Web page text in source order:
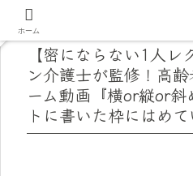
【密にならない1人レ
ン介護士が監修！高
ーム動画『横or縦or
トに書いた枠にはめ
ホーム